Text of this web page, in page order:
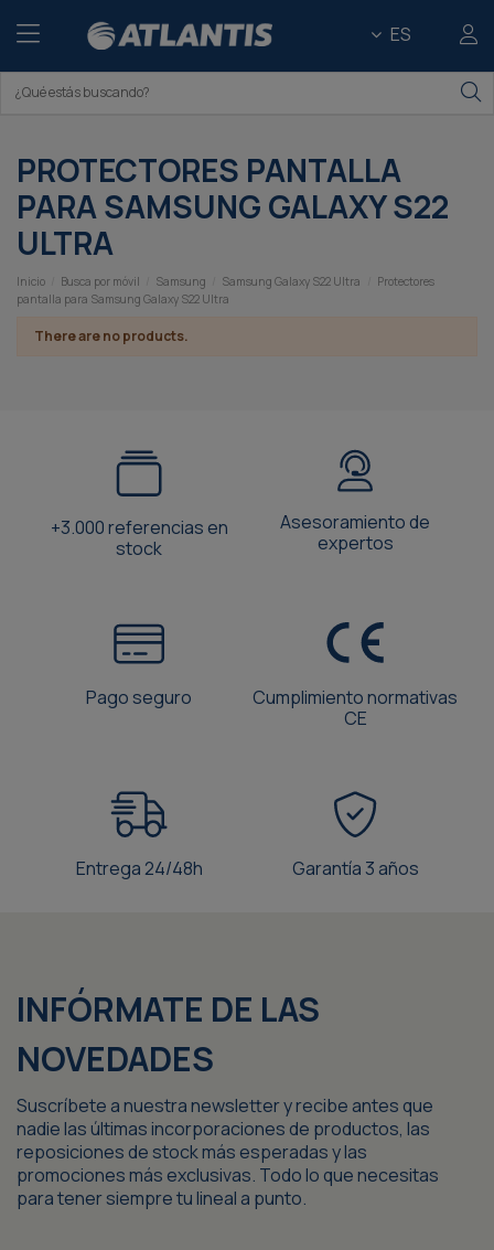
ES
PROTECTORES PANTALLA
PARA SAMSUNG GALAXY S22
ULTRA
Inicio Busca por móvil Samsung Samsung Galaxy S22 Ultra
Protectores
pantalla para Samsung Galaxy S22 Ultra
There are no products.
+3.000 referencias en
stock
Asesoramiento de
expertos
Pago seguro
Cumplimiento normativas
CE
Entrega 24/48h Garantía 3 años
INFÓRMATE DE LAS
NOVEDADES
Suscríbete a nuestra newsletter y recibe antes que
nadie las últimas incorporaciones de productos, las
reposiciones de stock más esperadas y las
promociones más exclusivas. Todo lo que necesitas
para tener siempre tu lineal a punto.